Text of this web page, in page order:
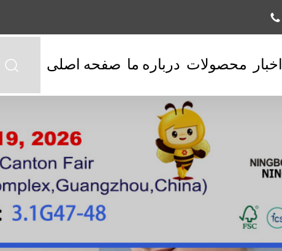

 صفحه اصلی درباره ما محصولات اخبار